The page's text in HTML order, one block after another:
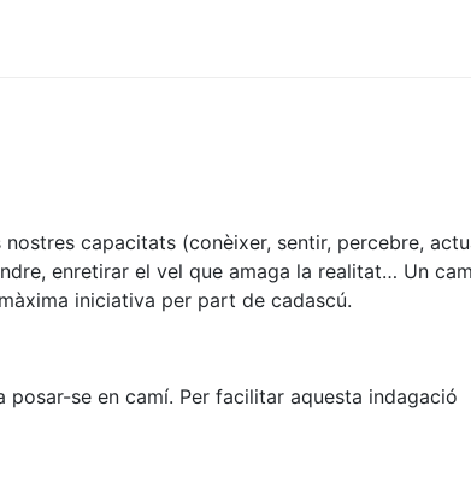
capacitats (conèixer, sentir, percebre,
enretirar el vel que amaga la realitat… Un
iniciativa per part de cadascú.
se en camí. Per facilitar aquesta indagació